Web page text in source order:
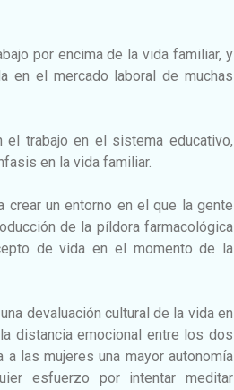
por encima de la vida familiar, y
en el mercado laboral de muchas
trabajo en el sistema educativo,
en la vida familiar.
crear un entorno en el que la gente
de la píldora farmacológica
de vida en el momento de la
devaluación cultural de la vida en
distancia emocional entre los dos
las mujeres una mayor autonomía
esfuerzo por intentar meditar